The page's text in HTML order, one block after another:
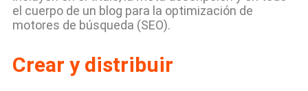
el cuerpo de un blog para la optimización de
motores de búsqueda (SEO).
Crear y distribuir